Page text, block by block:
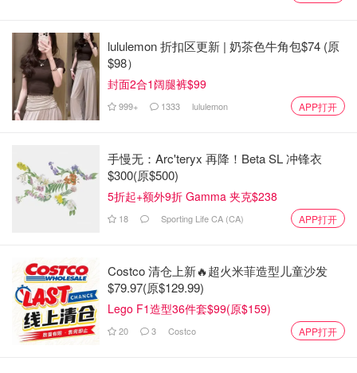
各省差异
永久居民全国降，幅度因省不同：
Manitoba 5%
Prince Edward Island 39%
Nova Scotia和Quebec 29%
New Brunswick 19%
Saskatchewan 18%
Alberta 12%
British Columbia 16%
lululemon 折扣区更新 | 奶茶色牛角包$74 (原
$98）
封面2合1阔腿裤$99
999+ 1333 lululemon APP打开
手慢无：Arc'teryx 再降！Beta SL 冲锋衣
$300(原$500)
5折起+额外9折 Gamma 夹克$238
18 Sporting Life CA (CA) APP打开
Costco 清仓上新🔥超火米菲造型儿童沙发
$79.97(原$129.99)
Lego F1造型36件套$99(原$159)
20 3 Costco APP打开